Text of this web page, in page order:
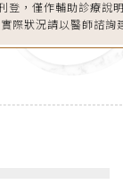
登，僅作輔助診療
際狀況請以醫師諮詢